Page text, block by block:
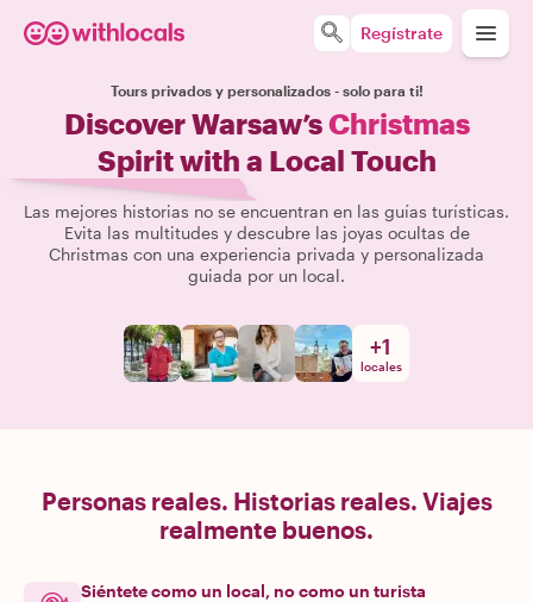
Regístrate
Tours privados y personalizados - solo para ti!
Discover Warsaw’sChristmas
Spirit with a Local Touch
Las mejores historias no se encuentran en las guías turísticas.
Evita las multitudes y descubre las joyas ocultas de
Christmas con una experiencia privada y personalizada
guiada por un local.
+1
locales
Personas reales. Historias reales. Viajes
realmente buenos.
Siéntete como un local, no como un turista